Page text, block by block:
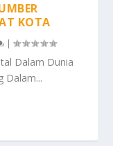
KOTA
|
Dalam Dunia
Dalam...